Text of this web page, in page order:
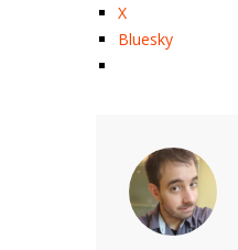
X
Bluesky